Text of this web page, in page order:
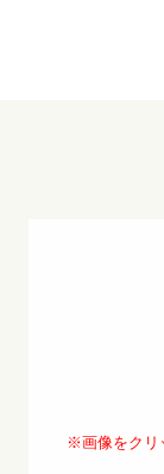
※画像をクリ